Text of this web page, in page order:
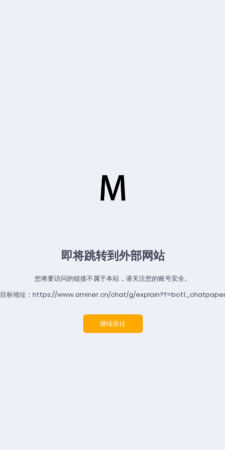
即将跳转到外部网站
您将要访问的链接不属于本站，请关注您的账号安全。
目标地址：https://www.aminer.cn/chat/g/
继续前往